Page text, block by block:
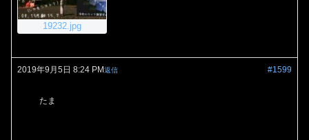
19232.jpg
2019年9月5日 8:24 PM #1599
返信
たま